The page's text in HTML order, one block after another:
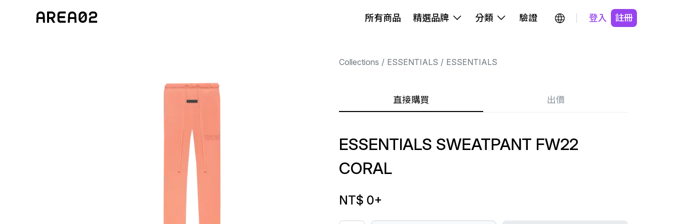
所有商品 精選品牌 分類 驗證 登入 註冊
Collections ESSENTIALS ESSENTIALS
直接購買 出價
ESSENTIALS SWEATPANT FW22
CORAL
NT$ 0+